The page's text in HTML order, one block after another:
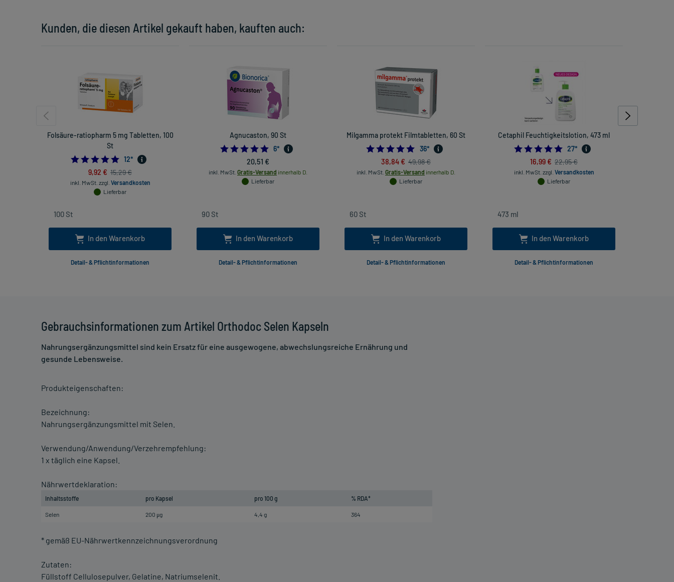
Gebrauchsinformationen zum Artikel Orthodoc Selen Kapseln
Nahrungsergänzungsmittel sind kein Ersatz für eine ausgewogene, abwechslungsreiche Ernährung und
gesunde Lebensweise.
Produkteigenschaften:
Bezeichnung:
Nahrungsergänzungsmittel mit Selen.
Verwendung/Anwendung/Verzehrempfehlung:
1 x täglich eine Kapsel.
Nährwertdeklaration:
Inhaltsstoffe pro Kapsel pro 100 g % RDA*
Selen 200 μg 4,4 g 364
* gemäß EU-Nährwertkennzeichnungsverordnung
Zutaten:
Füllstoff Cellulosepulver, Gelatine, Natriumselenit.
Kunden, die diesen Artikel gekauft haben, kauften auch:
Folsäure-ratiopharm 5 mg Tabletten, 100
St
5.0
12*
9,92 € 15,29 €
inkl. MwSt. zzgl. Versandkosten
Lieferbar
In den Warenkorb
Detail- & Pflichtinformationen
Agnucaston, 90 St
5.0
6*
20,51 €
inkl. MwSt. Gratis-Versand innerhalb D.
Lieferbar
In den Warenkorb
Detail- & Pflichtinformationen
Milgamma protekt Filmtabletten, 60 St
4.972222222222222
36*
38,84 € 49,98 €
inkl. MwSt. Gratis-Versand innerhalb D.
Lieferbar
In den Warenkorb
Detail- & Pflichtinformationen
Cetaphil Feuchtigkeitslotion, 473 ml
4.925925925925926
27*
16,99 € 22,95 €
inkl. MwSt. zzgl. Versandkosten
Lieferbar
In den Warenkorb
Detail- & Pflichtinformationen